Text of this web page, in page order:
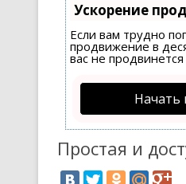
Ускорение
Если вам трудно
продвижение в
вас не
Начать
Простая и